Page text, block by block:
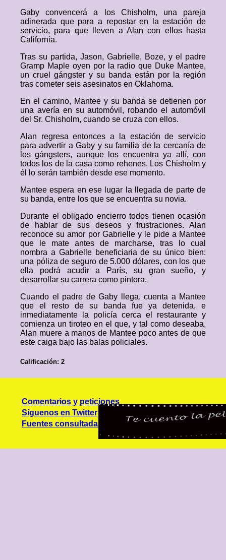
Gaby convencerá a los Chisholm, una pareja
adinerada que para a repostar en la estación de
servicio, para que lleven a Alan con ellos hasta
California.
Tras su partida, Jason, Gabrielle, Boze, y el padre
Gramp Maple oyen por la radio que Duke Mantee,
un cruel gángster y su banda están por la región
tras cometer seis asesinatos en Oklahoma.
En el camino, Mantee y su banda se detienen por
una avería en su automóvil, robando el automóvil
del Sr. Chisholm, cuando se cruza con ellos.
Alan regresa entonces a la estación de servicio
para advertir a Gaby y su familia de la cercanía de
los gángsters, aunque los encuentra ya allí, con
todos los de la casa como rehenes. Los Chisholm y
él lo serán también desde ese momento.
Mantee espera en ese lugar la llegada de parte de
su banda, entre los que se encuentra su novia.
Durante el obligado encierro todos tienen ocasión
de hablar de sus deseos y frustraciones. Alan
reconoce su amor por Gabrielle y le pide a Mantee
que le mate antes de marcharse, tras lo cual
nombra a Gabrielle beneficiaria de su único bien:
una póliza de seguro de 5.000 dólares, con los que
ella podrá acudir a París, su gran sueño, y
desarrollar su carrera como pintora.
Cuando el padre de Gaby llega, cuenta a Mantee
que el resto de su banda fue ya detenida, e
inmediatamente la policía cerca el restaurante y
comienza un tiroteo en el que, y tal como deseaba,
Alan muere a manos de Mantee poco antes de que
este caiga bajo las balas policiales.
Calificación: 2
Comentarios y peticiones
Síguenos en Twitter
Fuentes consultadas